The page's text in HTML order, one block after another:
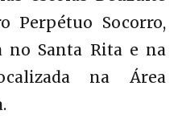
Perpétuo Socorro,
no Santa Rita e na
na Área